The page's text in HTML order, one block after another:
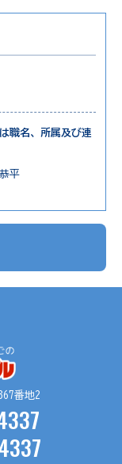
職名、所属及び連
平
供
買仲介の場合、以
番地2